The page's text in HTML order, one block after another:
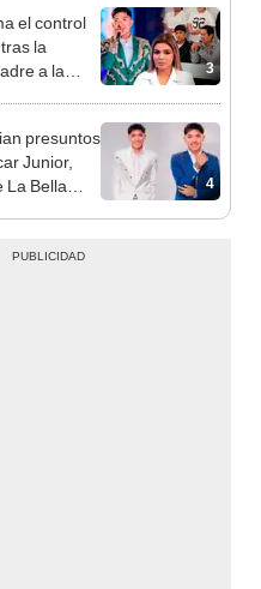
3
el control
la
a la
4
presuntos
Junior,
La Bella